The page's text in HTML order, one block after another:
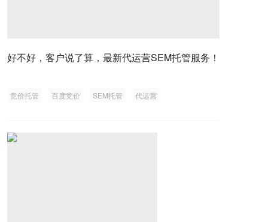
好不好，客户说了算，最新代运营SEM托管服务！
竞价托管 百度竞价 SEM托管 代运营